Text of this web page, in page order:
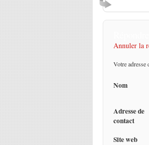
Annuler la
Votre adresse
Nom
Adresse de
contact
Site web